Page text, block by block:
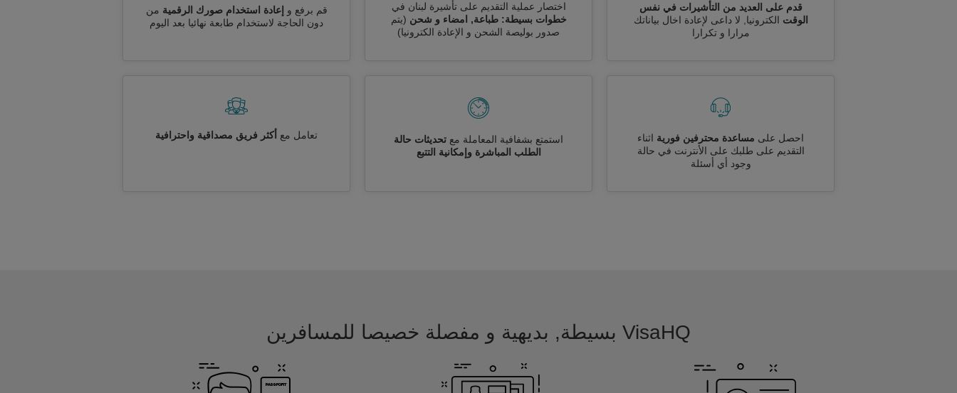
قدم على العديد من التأشيرات في نفس
الوقت الكترونيا, لا داعى لإعادة اخال بياناتك
مرارا و تكرارا
اختصار عملية التقديم على تأشيرة لبنان في
خطوات بسيطة: طباعة, امضاء و شحن (يتم
صدور بوليصة الشحن و الإعادة الكترونيا)
قم برفع و إعادة استخدام صورك الرقمية من
دون الحاجة لاستخدام طابعة نهائيا بعد اليوم
احصل على مساعدة محترفين فورية اثناء
التقديم على طلبك على الأنترنت في حالة
وجود أي أسئلة
استمتع بشفافية المعاملة مع تحديثات حالة
الطلب المباشرة وإمكانية التتبع
تعامل مع أكثر فريق مصداقية واحترافية
VisaHQ بسيطة, بديهية و مفصلة خصيصا للمسافرين